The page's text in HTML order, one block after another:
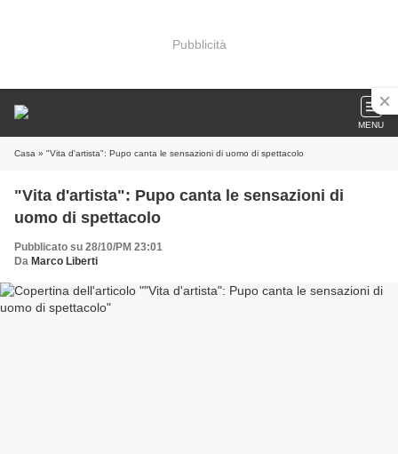
Pubblicità
MENU
Casa » "Vita d'artista": Pupo canta le sensazioni di uomo di spettacolo
"Vita d'artista": Pupo canta le sensazioni di
uomo di spettacolo
Pubblicato su 28/10/PM 23:01
Da Marco Liberti